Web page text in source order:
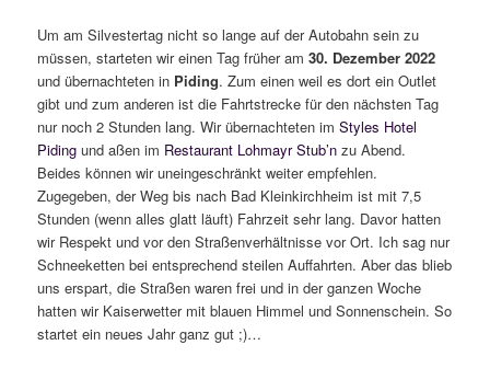
Um am Silvestertag nicht so lange auf der Autobahn sein zu
müssen, starteten wir einen Tag früher am30. Dezember 2022
und übernachteten in Piding. Zum einen weil es dort ein Outlet
gibt und zum anderen ist die Fahrtstrecke für den nächsten Tag
nur noch 2 Stunden lang. Wir übernachteten imStyles Hotel
Piding und aßen im Restaurant Lohmayr Stub’n zu Abend.
Beides können wir uneingeschränkt weiter empfehlen.
Zugegeben, der Weg bis nach Bad Kleinkirchheim ist mit 7,5
Stunden (wenn alles glatt läuft) Fahrzeit sehr lang. Davor hatten
wir Respekt und vor den Straßenverhältnisse vor Ort. Ich sag nur
Schneeketten bei entsprechend steilen Auffahrten. Aber das blieb
uns erspart, die Straßen waren frei und in der ganzen Woche
hatten wir Kaiserwetter mit blauen Himmel und Sonnenschein. So
startet ein neues Jahr ganz gut ;)…